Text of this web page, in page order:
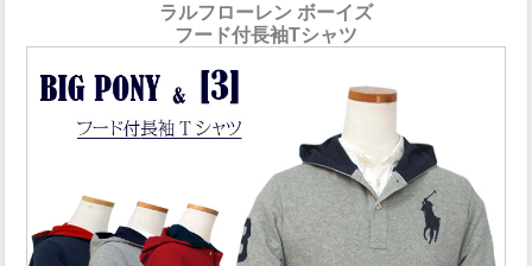
ラルフローレン ボーイズ
フード付長袖Tシャツ